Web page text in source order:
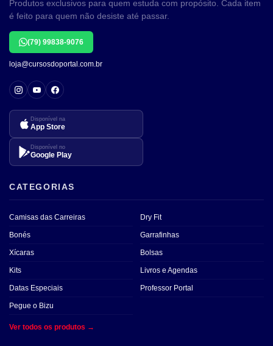
Produtos exclusivos para quem estuda com propósito. Cada item
é feito para quem não desiste até passar.
(79) 99838-9076
loja@cursosdoportal.com.br
Disponível na
App Store
Disponível no
Google Play
CATEGORIAS
Camisas das Carreiras Dry Fit
Bonés Garrafinhas
Xícaras Bolsas
Kits Livros e Agendas
Datas Especiais Professor Portal
Pegue o Bizu
Ver todos os produtos →